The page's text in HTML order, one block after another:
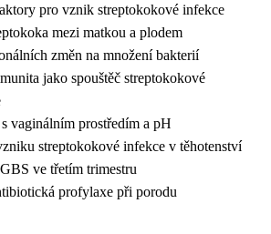
pro vznik streptokokové infekce
mezi matkou a plodem
změn na množení bakterií
jako spouštěč streptokokové
vaginálním prostředím a pH
streptokokové infekce v těhotenství
ve třetím trimestru
profylaxe při porodu